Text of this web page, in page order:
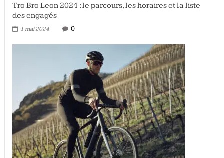
Tro Bro Leon 2024 : le parcours, les horaires et la liste
des engagés
1 mai 2024 0